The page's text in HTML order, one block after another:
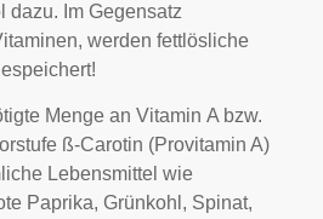
dazu. Im Gegensatz
werden fettlösliche
Menge an Vitamin A bzw.
ß-Carotin (Provitamin A)
Lebensmittel wie
Paprika, Grünkohl, Spinat,